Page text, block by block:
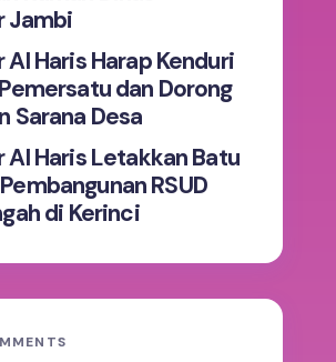
Jambi
Al Haris Harap Kenduri
dan Dorong
Sarana Desa
Al Haris Letakkan Batu
RSUD
di Kerinci